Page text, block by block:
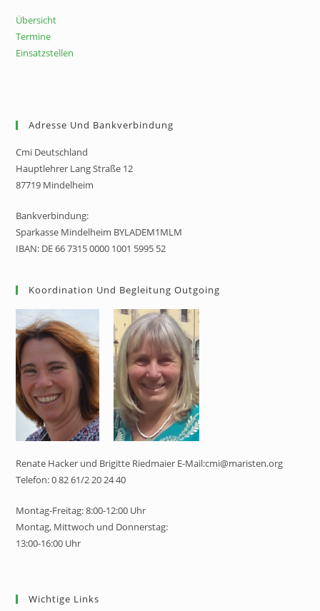
Übersicht
Termine
Einsatzstellen
Adresse Und Bankverbindung
Cmi Deutschland
Hauptlehrer Lang Straße 12
87719 Mindelheim
Bankverbindung:
Sparkasse Mindelheim BYLADEM1MLM
IBAN: DE 66 7315 0000 1001 5995 52
Koordination Und Begleitung Outgoing
Renate Hacker und Brigitte Riedmaier E-Mail:cmi@maristen.org
Telefon: 0 82 61/2 20 24 40
Montag-Freitag: 8:00-12:00 Uhr
Montag, Mittwoch und Donnerstag:
13:00-16:00 Uhr
Wichtige Links